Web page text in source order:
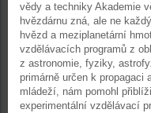
vědy a techniky Akademie
hvězdárnu zná, ale ne
hvězd a meziplanetární
vzdělávacích programů z
z astronomie, fyziky,
primárně určen k propagaci
mládeží, nám pomohl
experimentální vzdělávací